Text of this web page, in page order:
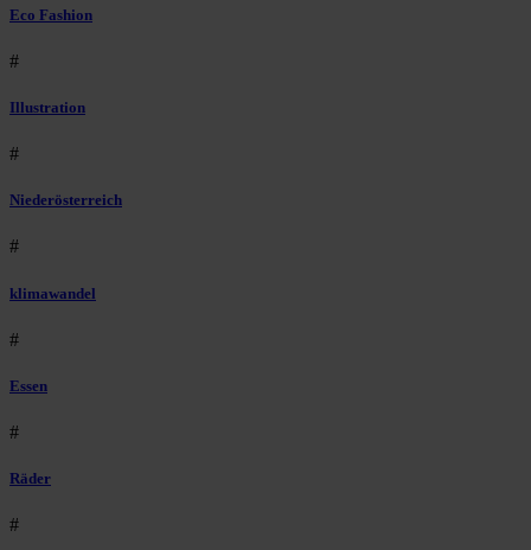
Eco Fashion
#
Illustration
#
Niederösterreich
#
klimawandel
#
Essen
#
Räder
#